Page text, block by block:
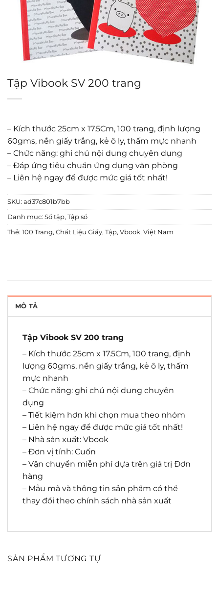
Tập Vibook SV 200 trang
– Kích thước 25cm x 17.5Cm, 100 trang, định lượng
60gms, nền giấy trắng, kẻ ô ly, thấm mực nhanh
– Chức năng: ghi chú nội dung chuyên dụng
– Đáp ứng tiêu chuẩn ứng dụng văn phòng
– Liên hệ ngay để được mức giá tốt nhất!
SKU: ad37c801b7bb
Danh mục: Sổ tập, Tập sổ
Thẻ: 100 Trang, Chất Liệu Giấy, Tập, Vbook, Việt Nam
MÔ TẢ
Tập Vibook SV 200 trang
– Kích thước 25cm x 17.5Cm, 100 trang, định
lượng 60gms, nền giấy trắng, kẻ ô ly, thấm
mực nhanh
– Chức năng: ghi chú nội dung chuyên
dụng
– Tiết kiệm hơn khi chọn mua theo nhóm
– Liên hệ ngay để được mức giá tốt nhất!
– Nhà sản xuất: Vbook
– Đơn vị tính: Cuốn
– Vận chuyển miễn phí dựa trên giá trị Đơn
hàng
– Mẫu mã và thông tin sản phẩm có thể
thay đổi theo chính sách nhà sản xuất
SẢN PHẨM TƯƠNG TỰ